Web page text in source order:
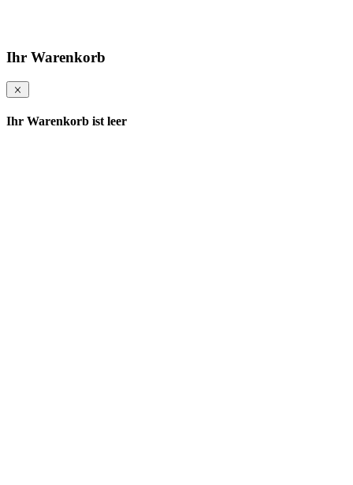
Ihr Warenkorb
Ihr Warenkorb ist leer